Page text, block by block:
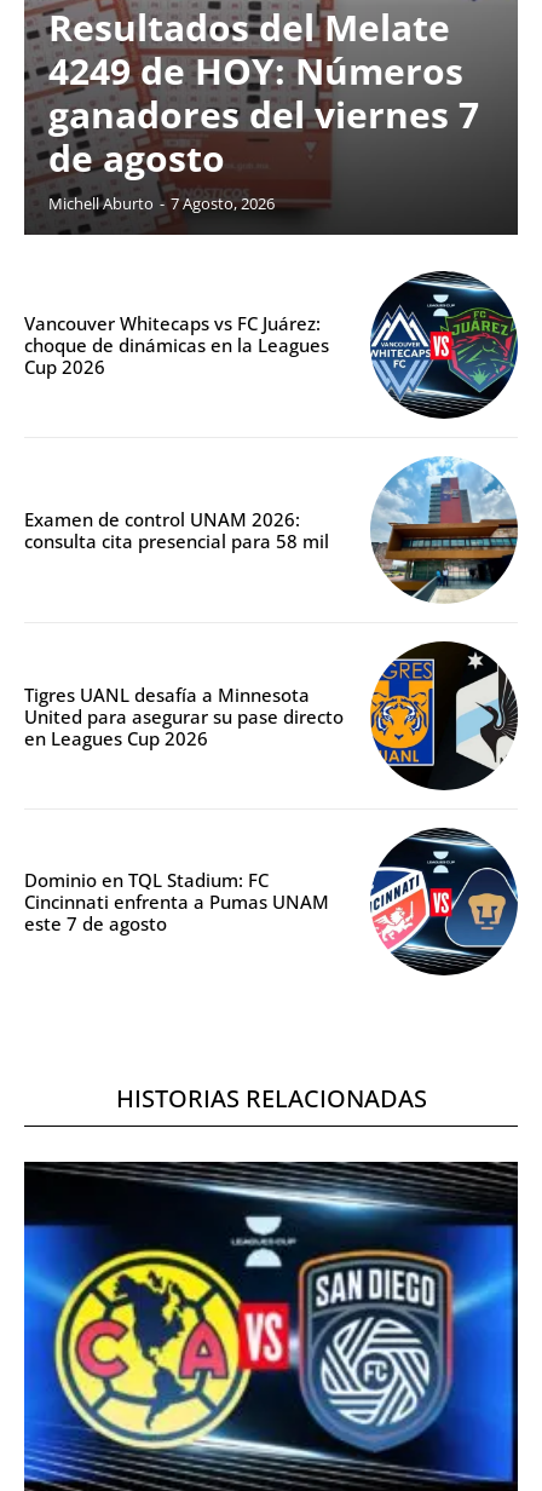
Resultados del Melate
4249 de HOY: Números
ganadores del viernes 7
de agosto
Michell Aburto - 7 Agosto, 2026
Vancouver Whitecaps vs FC Juárez:
choque de dinámicas en la Leagues
Cup 2026
Examen de control UNAM 2026:
consulta cita presencial para 58 mil
Tigres UANL desafía a Minnesota
United para asegurar su pase directo
en Leagues Cup 2026
Dominio en TQL Stadium: FC
Cincinnati enfrenta a Pumas UNAM
este 7 de agosto
HISTORIAS RELACIONADAS